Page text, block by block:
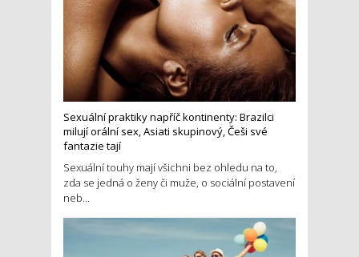
Sexuální praktiky napříč kontinenty: Brazilci
milují orální sex, Asiati skupinový, Češi své
fantazie tají
Sexuální touhy mají všichni bez ohledu na to,
zda se jedná o ženy či muže, o sociální postavení
neb...